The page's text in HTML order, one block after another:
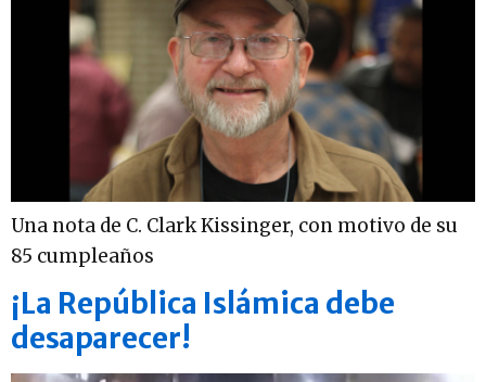
Una nota de C. Clark Kissinger, con motivo de su
85 cumpleaños
¡La República Islámica debe
desaparecer!